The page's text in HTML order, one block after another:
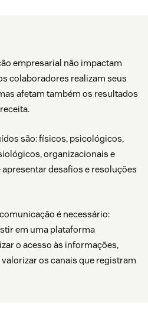
empresarial não impactam
colaboradores realizam seus
afetam também os resultados
são: físicos, psicológicos,
organizacionais e
desafios e resoluções
é necessário:
em uma plataforma
o acesso às informações,
os canais que registram